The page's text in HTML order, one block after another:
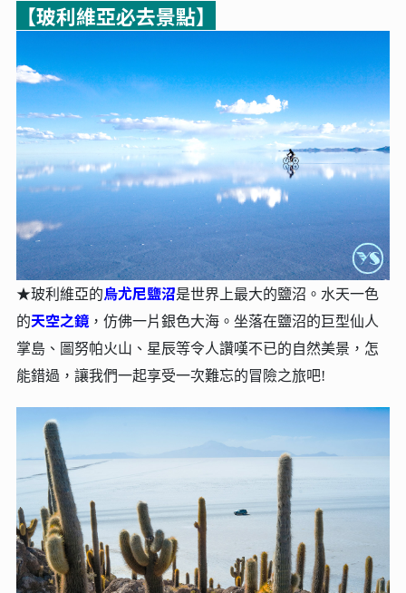
【玻利維亞必去景點】
★玻利維亞的烏尤尼鹽沼是世界上最大的鹽沼。水天一色
的天空之鏡，仿佛一片銀色大海。坐落在鹽沼的巨型仙人
掌島、圖努帕火山、星辰等令人讚嘆不已的自然美景，怎
能錯過，讓我們一起享受一次難忘的冒險之旅吧!